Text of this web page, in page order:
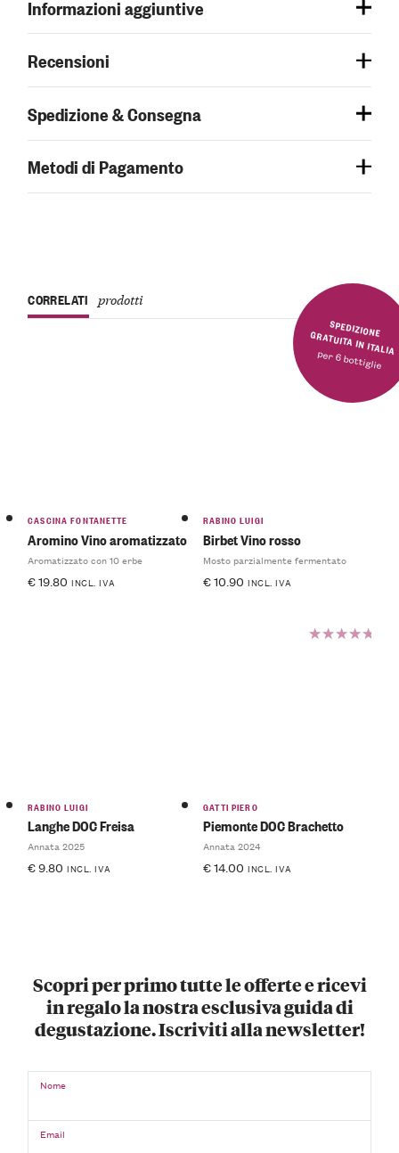
Informazioni aggiuntive
Recensioni
Spedizione & Consegna
Metodi di Pagamento
SPEDIZIONE GRATUITA IN ITALIA
per 6 bottiglie
CORRELATI prodotti
CASCINA FONTANETTE
Aromino Vino aromatizzato
Aromatizzato con 10 erbe
€19.80 INCL. IVA
RABINO LUIGI
Birbet Vino rosso
Mosto parzialmente fermentato
€10.90 INCL. IVA
RABINO LUIGI
Langhe DOC Freisa
Annata 2025
€9.80 INCL. IVA
GATTI PIERO
Piemonte DOC Brachetto
Annata 2024
€14.00 INCL. IVA
Scopri per primo tutte le offerte e ricevi
in regalo la nostra esclusiva guida di
degustazione. Iscriviti alla newsletter!
Nome
Email